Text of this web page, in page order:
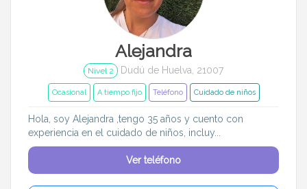
Alejandra
Nivel 2 Dudú de Huelva, 21007
Ocasional A tiempo fijo Teléfono Cuidado de niños
Hola, soy Alejandra ,tengo 35 años y cuento con
experiencia en el cuidado de niños, incluy...
Ver teléfono